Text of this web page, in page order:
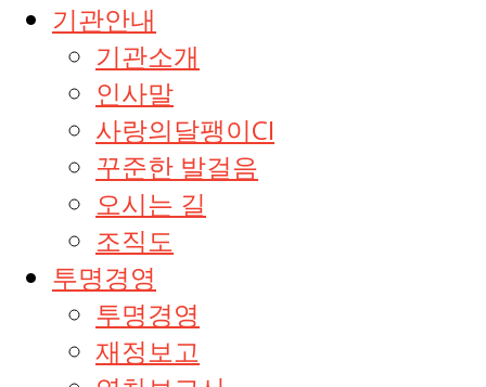
기관안내
기관소개
인사말
사랑의달팽이CI
꾸준한 발걸음
오시는 길
조직도
투명경영
투명경영
재정보고